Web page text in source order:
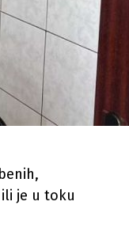
je u toku